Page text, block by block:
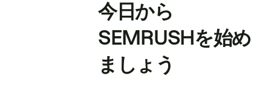
今日から
SEMRUSHを始め
ましょう